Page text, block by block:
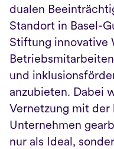
dualen
Standort in Basel-
Stiftung innovative
und
anzubieten. Dabei
Vernetzung mit
Unternehmen
nur als Ideal,